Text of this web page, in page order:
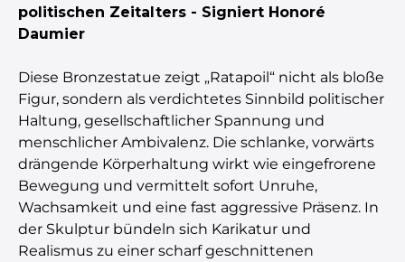
politischen Zeitalters - Signiert Honoré
Daumier
Diese Bronzestatue zeigt „Ratapoil“ nicht als bloße
Figur, sondern als verdichtetes Sinnbild politischer
Haltung, gesellschaftlicher Spannung und
menschlicher Ambivalenz. Die schlanke, vorwärts
drängende Körperhaltung wirkt wie eingefrorene
Bewegung und vermittelt sofort Unruhe,
Wachsamkeit und eine fast aggressive Präsenz. In
der Skulptur bündeln sich Karikatur und
Realismus zu einer scharf geschnittenen